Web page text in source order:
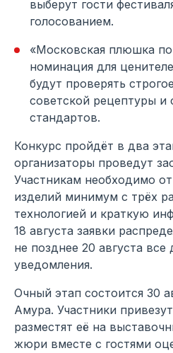
выберут гости
голосованием.
«Московская плюшка
номинация для
будут проверять
советской рецептуры и
стандартов.
Конкурс пройдёт в два
организаторы проведут
Участникам необходимо
изделий минимум с трёх
технологией и краткую
18 августа заявки
не позднее 20 августа
уведомления.
Очный этап состоится 30
Амура. Участники
разместят её на
жюри вместе с гостями